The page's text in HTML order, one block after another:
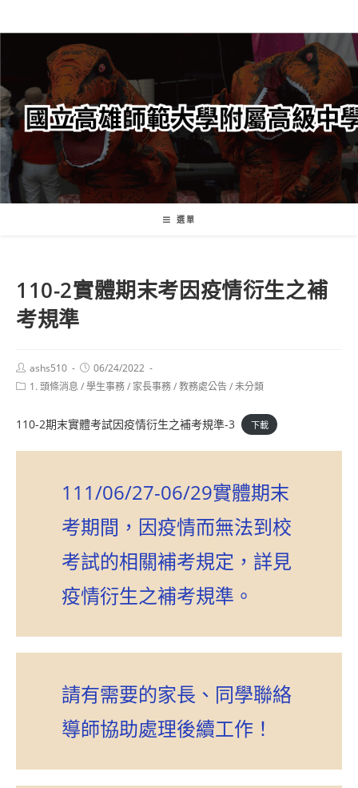
轉
要
內
容
選單
110-2實體期末考因疫情衍生之補
考規準
Post
author:
ashs510
Post
published:
06/24/2022
Post1. 頭條消息 /學生事務/ 家長事務/教務處公告/未分類
110-2期末實體考試因疫情衍生之補考規準-3 下載
111/06/27-06/29實體期末
考期間，因疫情而無法到校
考試的相關補考規定，詳見
疫情衍生之補考規準。
請有需要的家長、同學聯絡
導師協助處理後續工作！